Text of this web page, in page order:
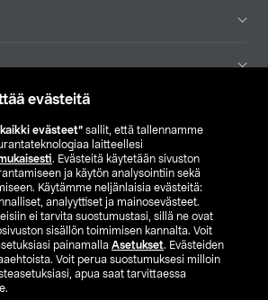
evästeitä
evästeet” sallit, että tallennamme
laitteellesi
. Evästeitä käytetään sivuston
ja käytön analysointiin sekä
Käytämme neljänlaisia evästeitä:
analyyttiset ja mainosevästeet.
ei tarvita suostumustasi, sillä ne ovat
sisällön toimimisen kannalta. Voit
painamalla Asetukset. Evästeiden
Voit perua suostumuksesi milloin
apua saat tarvittaessa
Etsi myymälä
SE NO FI
FI SV